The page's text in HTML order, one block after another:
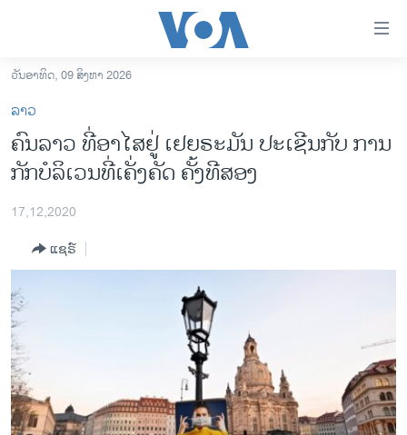
ເຂົ້າ
ຫາ
ຂ້າມ
ຂ້າມ
ຂ້າມ
ຫາ
ລາວ
ອາເມຣິກາ
ຂ່າວ​ຈີນ
ໂລກ
ເອເຊຍ
ອິດສະຫຼະພາບດ້ານການຂ່າວ
ຊີວິດຊາວລາວ
ຊຸມຊົນຊາວລາວ
ວິທະຍາສາດ-ເທັກໂນໂລຈີ
ວັນອາທິດ, 09 ສິງຫາ 2026
ລາວ
ຄົນລາວ ທີ່ອາໄສຢູ່ ເຢຍຣະມັນ ປະເຊີນກັບ ການ
ກັກບໍລິເວນທີ່ເຄັ່ງຄັດ ຄັ້ງທີສອງ
17,12,2020
ແຊຣ໌